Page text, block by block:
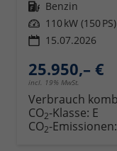
Kraftstoff Benzin
Leistung 110 kW (150 PS)
15.07.2026
25.950,– €
incl. 19% MwSt.
Verbrauch
CO2-Klasse: E
CO2-Emissionen: